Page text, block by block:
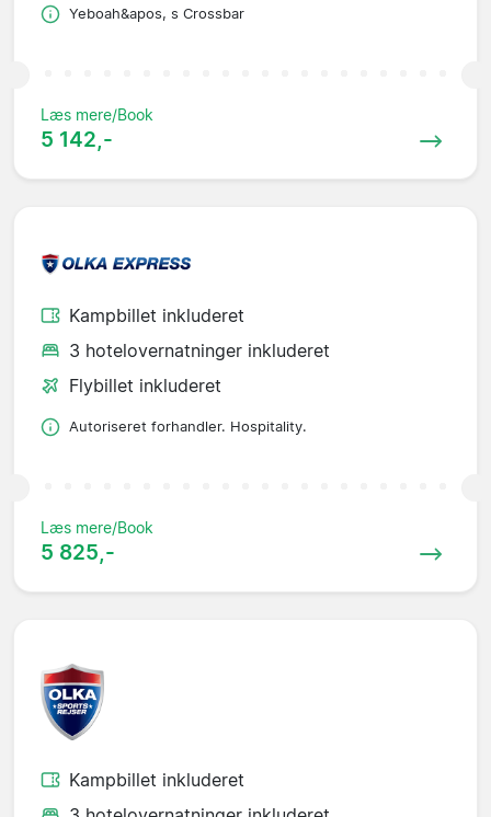
Yeboah&apos, s Crossbar
Læs mere/Book
5 142,-
Kampbillet inkluderet
3 hotelovernatninger inkluderet
Flybillet inkluderet
Autoriseret forhandler. Hospitality.
Læs mere/Book
5 825,-
Kampbillet inkluderet